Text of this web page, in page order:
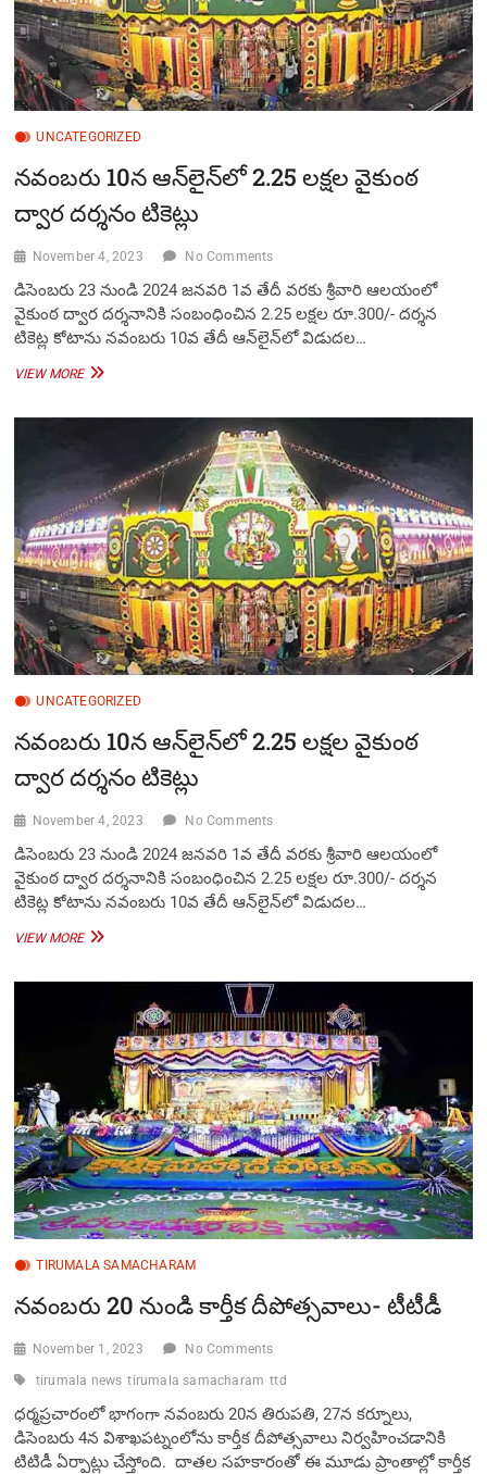
UNCATEGORIZED
న‌వంబ‌రు 10న ఆన్‌లైన్‌లో 2.25 ల‌క్షల వైకుంఠ
ద్వార దర్శనం టికెట్లు
November 4, 2023 No Comments
డిసెంబరు 23 నుండి 2024 జనవరి 1వ తేదీ వ‌ర‌కు శ్రీ‌వారి ఆల‌యంలో
వైకుంఠ ద్వార దర్శనానికి సంబంధించిన 2.25 ల‌క్ష‌ల రూ.300/- దర్శన
టికెట్ల కోటాను న‌వంబ‌రు 10వ తేదీ ఆన్‌లైన్‌లో విడుదల…
VIEW MOREన‌వంబ‌రు
ద్వార
దర్శనం
టికెట్లు
UNCATEGORIZED
న‌వంబ‌రు 10న ఆన్‌లైన్‌లో 2.25 ల‌క్షల వైకుంఠ
ద్వార దర్శనం టికెట్లు
November 4, 2023 No Comments
డిసెంబరు 23 నుండి 2024 జనవరి 1వ తేదీ వ‌ర‌కు శ్రీ‌వారి ఆల‌యంలో
వైకుంఠ ద్వార దర్శనానికి సంబంధించిన 2.25 ల‌క్ష‌ల రూ.300/- దర్శన
టికెట్ల కోటాను న‌వంబ‌రు 10వ తేదీ ఆన్‌లైన్‌లో విడుదల…
VIEW MOREన‌వంబ‌రు
దర్శనం
టికెట్లు
TIRUMALA SAMACHARAM
నవంబ‌రు 20 నుండి కార్తీక దీపోత్సవాలు- టీటీడీ
November 1, 2023 No Comments
tirumala news tirumala samacharam ttd
ధ‌ర్మ‌ప్ర‌చారంలో భాగంగా న‌వంబ‌రు 20న తిరుప‌తి, 27న క‌ర్నూలు,
డిసెంబ‌రు 4న విశాఖపట్నంలోను కార్తీక దీపోత్సవాలు నిర్వ‌హించడానికి
టిటిడీ ఏర్పాట్లు చేస్తోంది. దాత‌ల స‌హ‌కారంతో ఈ మూడు ప్రాంతాల్లో కార్తీక